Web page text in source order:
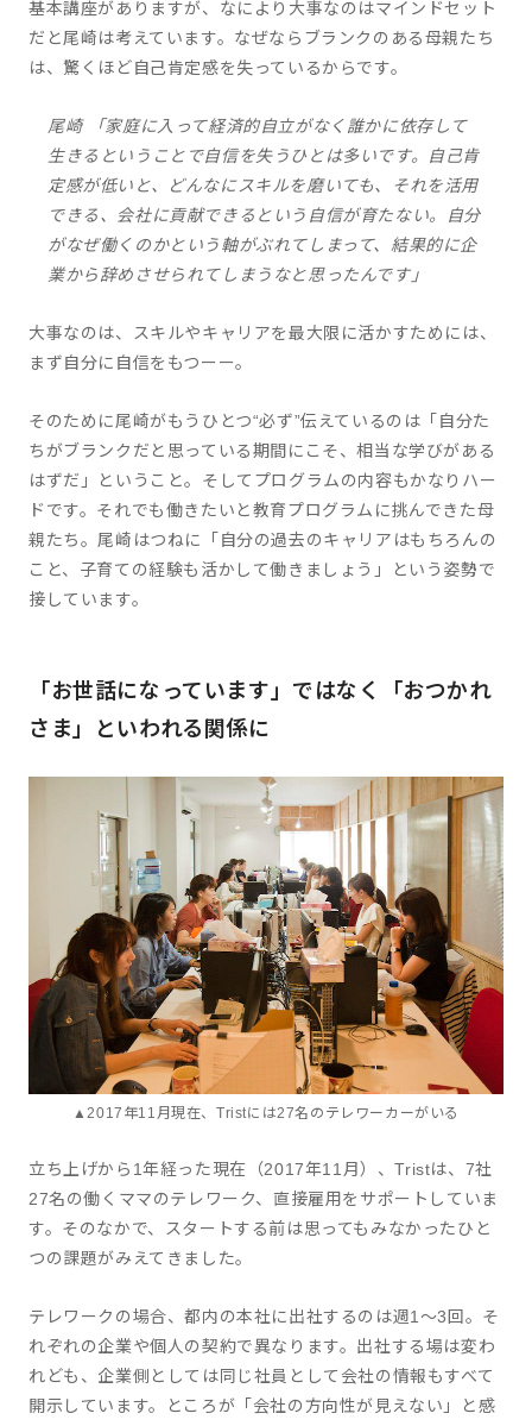
基本講座がありますが、なにより大事なのはマインドセット
だと尾崎は考えています。なぜならブランクのある母親たち
は、驚くほど自己肯定感を失っているからです。
尾崎 「家庭に入って経済的自立がなく誰かに依存して
生きるということで自信を失うひとは多いです。自己肯
定感が低いと、どんなにスキルを磨いても、それを活用
できる、会社に貢献できるという自信が育たない。自分
がなぜ働くのかという軸がぶれてしまって、結果的に企
業から辞めさせられてしまうなと思ったんです」
大事なのは、スキルやキャリアを最大限に活かすためには、
まず自分に自信をもつーー。
そのために尾崎がもうひとつ“必ず”伝えているのは「自分た
ちがブランクだと思っている期間にこそ、相当な学びがある
はずだ」ということ。そしてプログラムの内容もかなりハー
ドです。それでも働きたいと教育プログラムに挑んできた母
親たち。尾崎はつねに「自分の過去のキャリアはもちろんの
こと、子育ての経験も活かして働きましょう」という姿勢で
接しています。
「お世話になっています」ではなく「おつかれ
さま」といわれる関係に
▲2017年11月現在、Tristには27名のテレワーカーがいる
立ち上げから1年経った現在（2017年11月）、Tristは、7社
27名の働くママのテレワーク、直接雇用をサポートしていま
す。そのなかで、スタートする前は思ってもみなかったひと
つの課題がみえてきました。
テレワークの場合、都内の本社に出社するのは週1〜3回。そ
れぞれの企業や個人の契約で異なります。出社する場は変わ
れども、企業側としては同じ社員として会社の情報もすべて
開示しています。ところが「会社の方向性が見えない」と感